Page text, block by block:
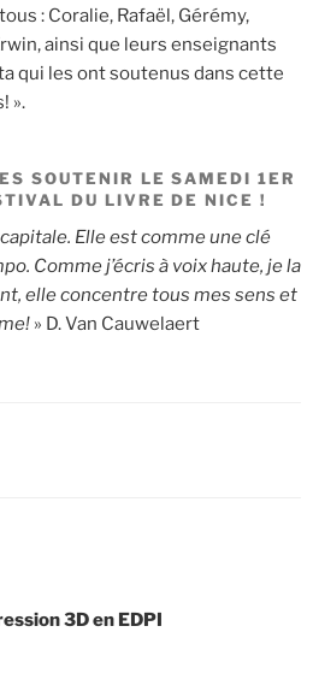
: Coralie, Rafaël, Gérémy,
ainsi que leurs enseignants
qui les ont soutenus dans cette
».
SOUTENIR LE SAMEDI 1ER
DU LIVRE DE NICE !
Elle est comme une clé
Comme j’écris à voix haute, je la
elle concentre tous mes sens et
» D. Van Cauwelaert
3D en EDPI